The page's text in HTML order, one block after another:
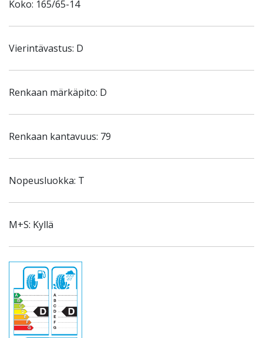
Koko: 165/65-14
Vierintävastus: D
Renkaan märkäpito: D
Renkaan kantavuus: 79
Nopeusluokka: T
M+S: Kyllä